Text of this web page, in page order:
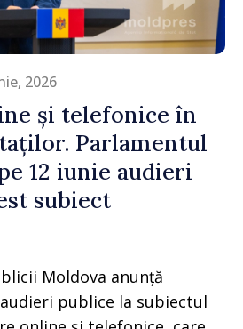
2026
și telefonice în
Parlamentul
12 iunie audieri
subiect
Moldova anunță
publice la subiectul